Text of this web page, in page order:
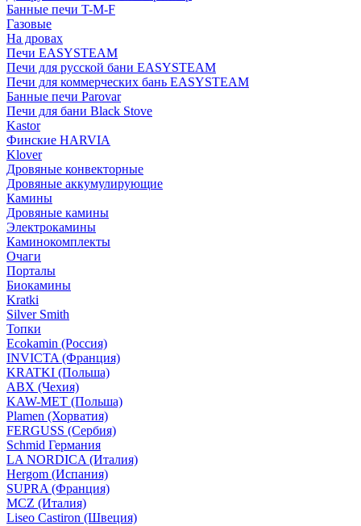
Банные печи T-M-F
Газовые
На дровах
Печи EASYSTEAM
Печи для русской бани EASYSTEAM
Печи для коммерческих бань EASYSTEAM
Банные печи Parovar
Печи для бани Black Stove
Kastor
Финские HARVIA
Klover
Дровяные конвекторные
Дровяные аккумулирующие
Камины
Дровяные камины
Электрокамины
Каминокомплекты
Очаги
Порталы
Биокамины
Kratki
Silver Smith
Топки
Ecokamin (Россия)
INVICTA (Франция)
KRATKI (Польша)
ABX (Чехия)
KAW-MET (Польша)
Plamen (Хорватия)
FERGUSS (Сербия)
Schmid Германия
LA NORDICA (Италия)
Hergom (Испания)
SUPRA (Франция)
MCZ (Италия)
Liseo Castiron (Швеция)